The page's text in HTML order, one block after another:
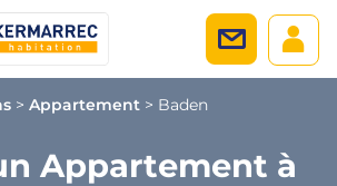
> Appartement > Baden
Appartement à